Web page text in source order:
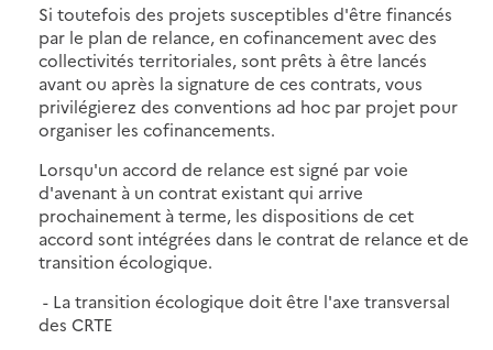
Si toutefois des projets susceptibles d'être financés
par le plan de relance, en cofinancement avec des
collectivités territoriales, sont prêts à être lancés
avant ou après la signature de ces contrats, vous
privilégierez des conventions ad hoc par projet pour
organiser les cofinancements.
Lorsqu'un accord de relance est signé par voie
d'avenant à un contrat existant qui arrive
prochainement à terme, les dispositions de cet
accord sont intégrées dans le contrat de relance et de
transition écologique.
- La transition écologique doit être l'axe transversal
des CRTE